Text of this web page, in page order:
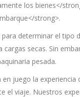
los bienes</
strong>.
determinar el
secas. Sin
pesada.
juego la
viaje. Nuestros